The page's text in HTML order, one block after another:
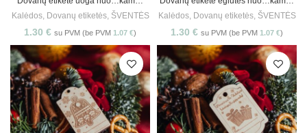
Kalėdos, Dovanų etiketės, ŠVENTĖS
1.30 € su PVM (be PVM 1.07 €)
Kalėdos, Dovanų etiketės, ŠVENTĖS
1.30 € su PVM (be PVM 1.07 €)